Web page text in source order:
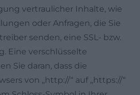
vertraulicher Inhalte, wie
oder Anfragen, die Sie
senden, eine SSL- bzw.
Eine verschlüsselte
Sie daran, dass die
von „http://“ auf „https://“